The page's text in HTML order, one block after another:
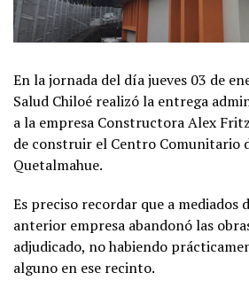
En la jornada del día jueves 03 de
Salud Chiloé realizó la entrega
a la empresa Constructora Alex
de construir el Centro Comunitario
Quetalmahue.
Es preciso recordar que a mediados
anterior empresa abandonó las
adjudicado, no habiendo
alguno en ese recinto.